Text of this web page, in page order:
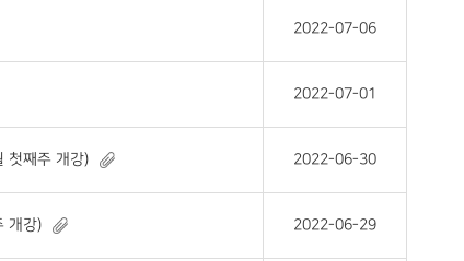
2022-07-06
2022-07-01
첫째주 개강) 2022-06-30
개강) 2022-06-29